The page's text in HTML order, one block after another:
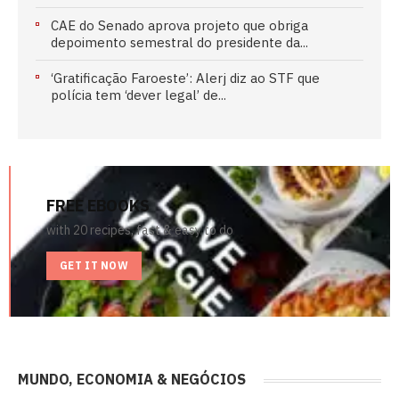
CAE do Senado aprova projeto que obriga
depoimento semestral do presidente da...
‘Gratificação Faroeste’: Alerj diz ao STF que
polícia tem ‘dever legal’ de...
FREE EBOOKS
with 20 recipes, fast & easy to do
GET IT NOW
MUNDO, ECONOMIA & NEGÓCIOS